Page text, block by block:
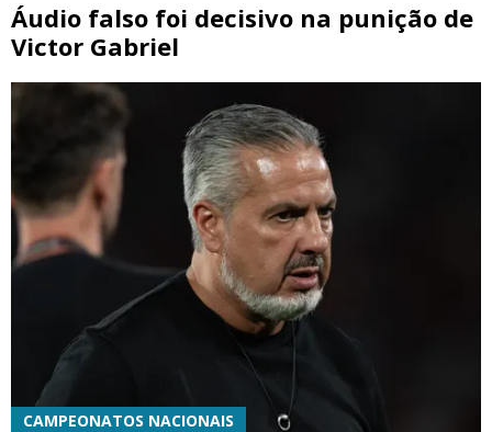
Áudio falso foi decisivo na punição de
Victor Gabriel
CAMPEONATOS NACIONAIS